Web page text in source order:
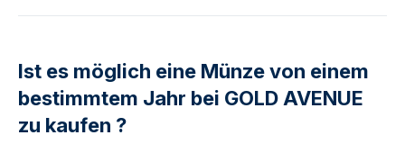
Ist es möglich eine Münze von einem
bestimmtem Jahr bei GOLD AVENUE
zu kaufen ?